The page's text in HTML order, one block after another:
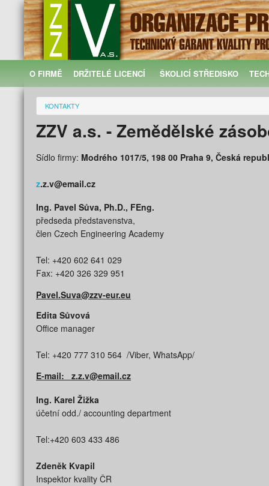
O FIRMĚ DRŽITELÉ LICENCÍ ŠKOLICÍ STŘEDISKO
KONTAKTY
ZZV a.s. - Zemědělské
Sídlo firmy: Modrého 1017/5, 198 00 Praha 9, Česká
z.z.v@email.cz
Ing. Pavel Sůva, Ph.D., FEng.
předseda představenstva,
člen Czech Engineering Academy
Tel: +420 602 641 029
Fax: +420 326 329 951
Pavel.Suva@zzv-eur.eu
Edita Sůvová
Office manager
Tel: +420 777 310 564 /Viber, WhatsApp/
E-mail: z.z.v@email.cz
Ing. Karel Žižka
účetní odd./ accounting department
Tel:+420 603 433 486
Zdeněk Kvapil
Inspektor kvality ČR